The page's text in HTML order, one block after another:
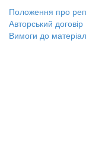
Положення про
Авторський договір
Вимоги до